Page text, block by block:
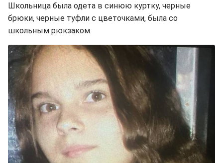
Школьница была одета в синюю куртку, черные
брюки, черные туфли с цветочками, была со
школьным рюкзаком.